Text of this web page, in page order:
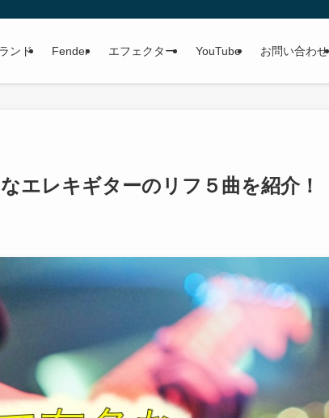
ンド Fender エフェクター YouTube お問い合わせ
なエレキギターのリフ５曲を紹介！